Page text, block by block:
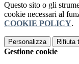
Questo sito o gli
cookie necessari al
COOKIE POLICY.
Personalizza Rifiuta
Gestione cookie